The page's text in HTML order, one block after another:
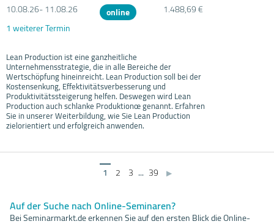
10.08.26- 11.08.26 online
1.488,69 €
1 weiterer Termin
Lean Production ist eine ganzheitliche
Unternehmensstrategie, die in alle Bereiche der
Wertschöpfung hineinreicht. Lean Production soll bei der
Kostensenkung, Effektivitätsverbesserung und
Produktivitätssteigerung helfen. Deswegen wird Lean
Production auch schlanke Produktionœ genannt. Erfahren
Sie in unserer Weiterbildung, wie Sie Lean Production
zielorientiert und erfolgreich anwenden.
1 2 3 ... 39 ▶
Auf der Suche nach Online-Seminaren?
Bei Seminarmarkt.de erkennen Sie auf den ersten Blick die Online-